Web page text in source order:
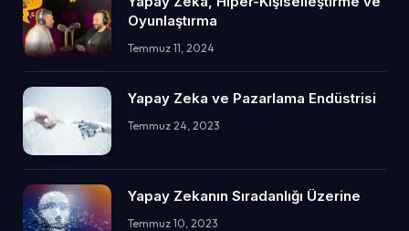
Oyunlaştırma
Temmuz 11, 2024
Yapay Zeka ve Pazarlama Endüstrisi
Temmuz 24, 2023
Yapay Zekanın Sıradanlığı Üzerine
Temmuz 10, 2023